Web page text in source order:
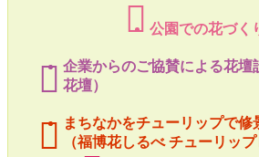
公園での花づく
企業からのご協賛による花壇
花壇）
まちなかをチューリップで修
（福博花しるべ チューリップ